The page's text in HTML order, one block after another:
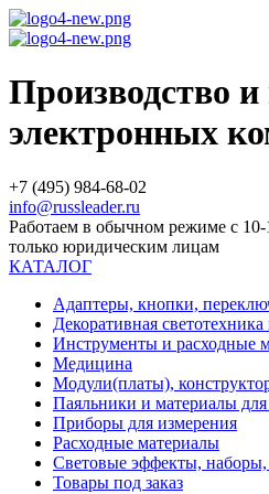
Производство
электронных
+7 (495) 984-68-02
info@russleader.ru
Работаем в обычном режиме с
только юридическим лицам
КАТАЛОГ
Адаптеры, кнопки,
Декоративная
Инструменты и расходные
Медицина
Модули(платы),
Паяльники и материалы
Приборы для измерения
Расходные материалы
Световые эффекты,
Товары под заказ